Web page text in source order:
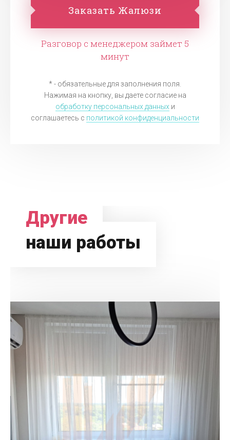
Заказать Жалюзи
Разговор с менеджером займет 5
минут
* - обязательные для заполнения поля.
Нажимая на кнопку, вы даете согласие на
обработку персональных данных и
соглашаетесь c политикой конфиденциальности
Другие
наши работы